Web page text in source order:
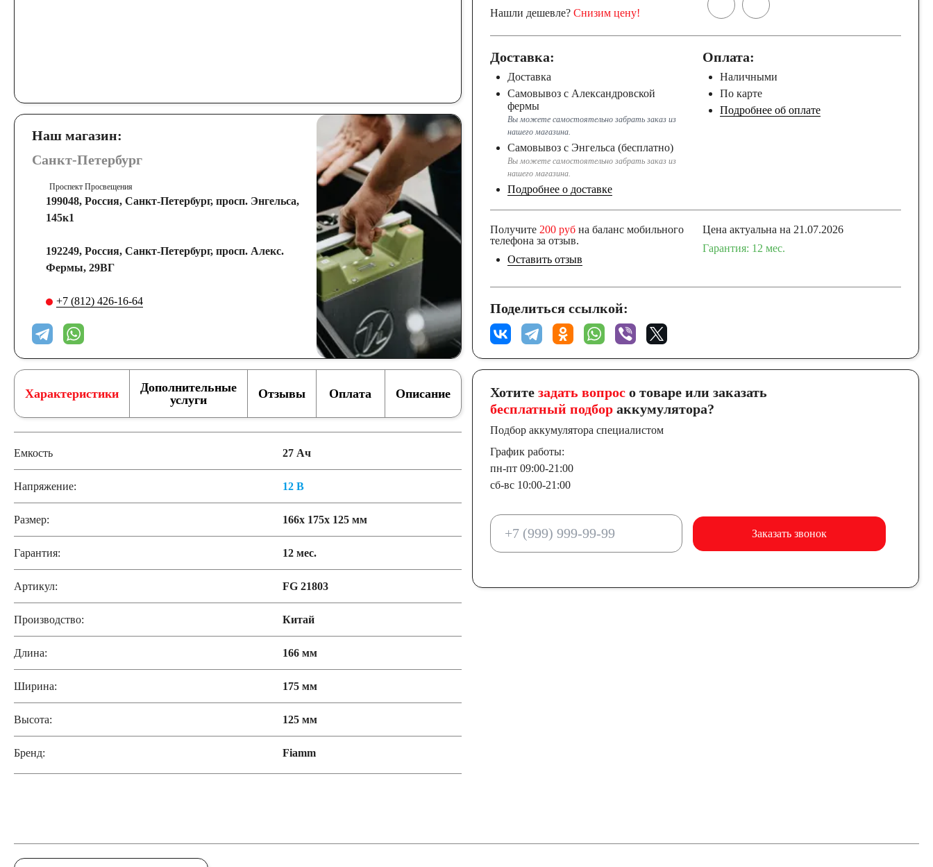
Наш магазин:
Санкт-Петербург
Проспект Просвещения
199048, Россия, Санкт-Петербург, просп. Энгельса,
145к1
192249, Россия, Санкт-Петербург, просп. Алекс.
Фермы, 29ВГ
+7 (812) 426-16-64
Нашли дешевле? Снизим цену!
Доставка:
Доставка
Самовывоз с Александровской
фермы
Вы можете самостоятельно забрать заказ из
нашего магазина.
Самовывоз с Энгельса (бесплатно)
Вы можете самостоятельно забрать заказ из
нашего магазина.
Подробнее о доставке
Оплата:
Наличными
По карте
Подробнее об оплате
Получите 200 рубна баланс мобильного
телефона за отзыв.
Оставить отзыв
Цена актуальна на 21.07.2026
Гарантия: 12 мес.
Поделиться ссылкой:
Характеристики
Дополнительные
услуги
Отзывы Оплата Описание
Емкость 27 Ач
Напряжение: 12 В
Размер: 166x 175x 125 мм
Гарантия: 12 мес.
Артикул: FG 21803
Производство: Китай
Длина: 166 мм
Ширина: 175 мм
Высота: 125 мм
Бренд: Fiamm
Хотите задать вопросо товаре или заказать
бесплатный подбораккумулятора?
Подбор аккумулятора специалистом
График работы:
пн-пт 09:00-21:00
сб-вс 10:00-21:00
Заказать звонок